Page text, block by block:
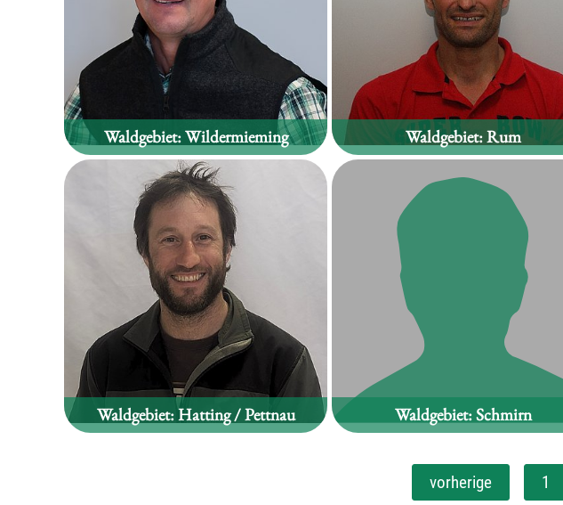
Karl Krug
Waldgebiet:Wildermieming
Hannes Lamparter
Waldgebiet:Rum
Waldgebiet:Hatting / Pettnau
Waldgebiet:Schmirn
vorherige 1